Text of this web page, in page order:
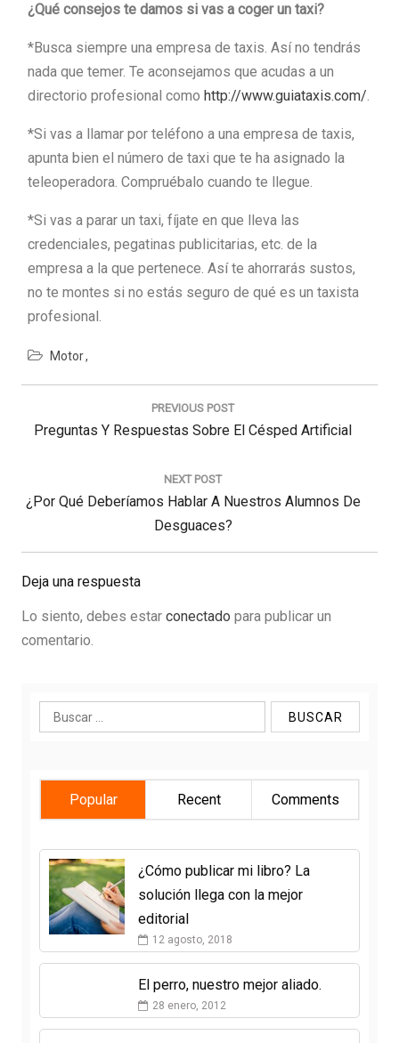
¿Qué consejos te damos si vas a coger un taxi?
*Busca siempre una empresa de taxis. Así no tendrás
nada que temer. Te aconsejamos que acudas a un
directorio profesional como http://www.guiataxis.com/.
*Si vas a llamar por teléfono a una empresa de taxis,
apunta bien el número de taxi que te ha asignado la
teleoperadora. Compruébalo cuando te llegue.
*Si vas a parar un taxi, fíjate en que lleva las
credenciales, pegatinas publicitarias, etc. de la
empresa a la que pertenece. Así te ahorrarás sustos,
no te montes si no estás seguro de qué es un taxista
profesional.
Motor
Navegación
PREVIOUS POST
Previous
Preguntas Y Respuestas Sobre El Césped Artificial
NEXT POST
Next
¿Por Qué Deberíamos Hablar A Nuestros Alumnos De
Desguaces?
Deja una respuesta
Lo siento, debes estar conectado para publicar un
comentario.
Buscar:
Popular Recent Comments
¿Cómo publicar mi libro? La
solución llega con la mejor
editorial
12 agosto, 2018
El perro, nuestro mejor aliado.
28 enero, 2012